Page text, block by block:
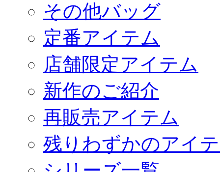
その他バッグ
定番アイテム
店舗限定アイテム
新作のご紹介
再販売アイテム
残りわずかのアイ